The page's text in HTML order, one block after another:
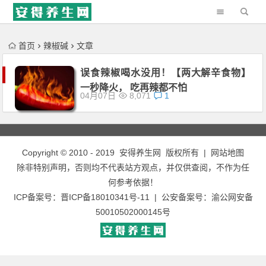
'); })();
首页 辣椒碱 文章
误食辣椒喝水没用！【两大解辛食物】
一秒降火， 吃再辣都不怕
04月07日 8,071 1
Copyright © 2010 - 2019 安得养生网 版权所有 |
网站地图
除非特别声明，否则均不代表站方观点，并仅供查阅，不作为任
何参考依据！
ICP备案号： 晋ICP备18010341号-11 | 公安备案号： 渝公网安备
50010502000145号